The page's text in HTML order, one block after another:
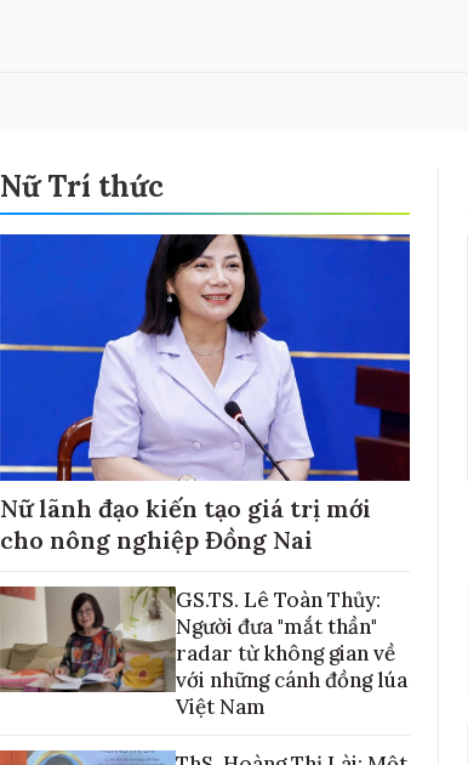
Nữ Trí thức
Nữ lãnh đạo kiến tạo giá trị mới
cho nông nghiệp Đồng Nai
GS.TS. Lê Toàn Thủy:
Người đưa "mắt thần"
radar từ không gian về
với những cánh đồng lúa
Việt Nam